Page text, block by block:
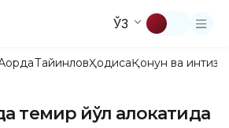
ЎЗ
ТайинловҲодисаҚонун ва
темир йўл ҳалокатида